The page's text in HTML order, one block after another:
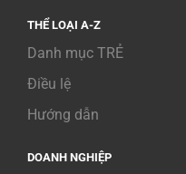
THỂ LOẠI A-Z
Danh mục TRẺ
Điều lệ
Hướng dẫn
DOANH NGHIỆP